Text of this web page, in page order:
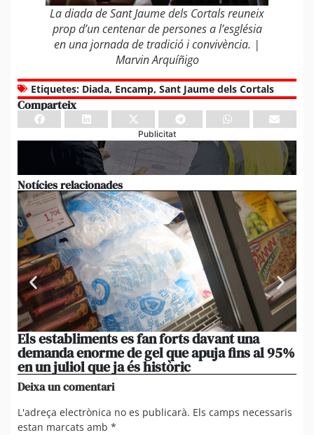
La diada de Sant Jaume dels Cortals reuneix
prop d’un centenar de persones a l’església
en una jornada de tradició i convivència. |
Marvin Arquíñigo
Etiquetes: Diada, Encamp, Sant Jaume dels Cortals
Comparteix
Publicitat
Notícies relacionades
Els establiments es fan forts davant una
demanda enorme de gel que apuja fins al 95%
en un juliol que ja és històric
Deixa un comentari
L'adreça electrònica no es publicarà. Els camps necessaris
estan marcats amb *